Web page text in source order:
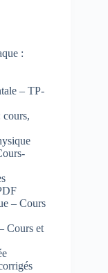
:
– TP-
– Cours
Cours et